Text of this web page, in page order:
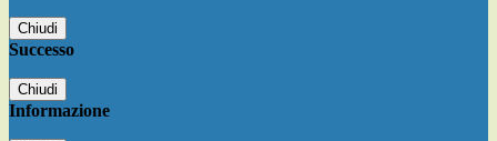
Chiudi
Successo
Chiudi
Informazione